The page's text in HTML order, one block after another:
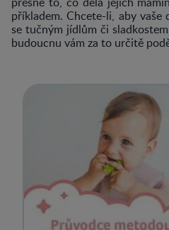
příkladem. Chcete-li, aby
se tučným jídlům či
budoucnu vám za to určitě
View details